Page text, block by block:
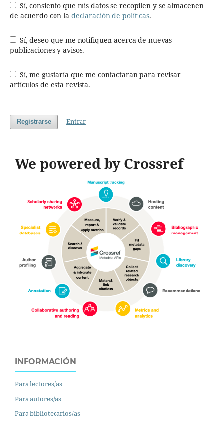
Sí, consiento que mis datos se recopilen y se almacenen
de acuerdo con la declaración de políticas.
Sí, deseo que me notifiquen acerca de nuevas
publicaciones y avisos.
Sí, me gustaría que me contactaran para revisar
artículos de esta revista.
Registrarse Entrar
We powered by Crossref
INFORMACIÓN
Para lectores/as
Para autores/as
Para bibliotecarios/as